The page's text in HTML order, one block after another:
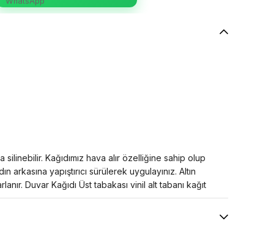
Kağıdımız hava alır özelliğine sahip olup
yapıştırıcı sürülerek uygulayınız. Altın
Duvar Kağıdı Üst tabakası vinil alt tabanı kağıt